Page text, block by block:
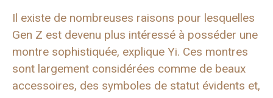
Il existe de nombreuses raisons pour lesquelles
Gen Z est devenu plus intéressé à posséder une
montre sophistiquée, explique Yi. Ces montres
sont largement considérées comme de beaux
accessoires, des symboles de statut évidents et,